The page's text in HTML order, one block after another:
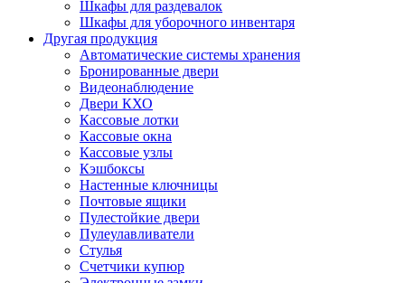
Шкафы для раздевалок
Шкафы для уборочного инвентаря
Другая продукция
Автоматические системы хранения
Бронированные двери
Видеонаблюдение
Двери КХО
Кассовые лотки
Кассовые окна
Кассовые узлы
Кэшбоксы
Настенные ключницы
Почтовые ящики
Пулестойкие двери
Пулеулавливатели
Стулья
Счетчики купюр